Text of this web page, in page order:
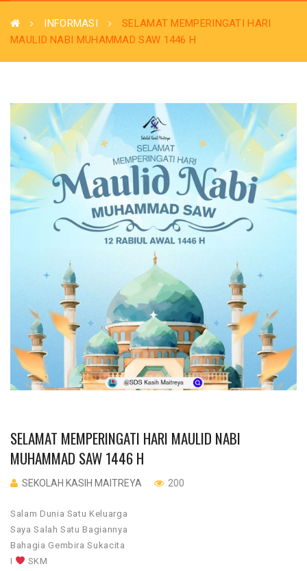
INFORMASI
SELAMAT MEMPERINGATI HARI
MAULID NABI MUHAMMAD SAW 1446 H
SELAMAT MEMPERINGATI HARI MAULID NABI
MUHAMMAD SAW 1446 H
SEKOLAH KASIH MAITREYA 200
Salam Dunia Satu Keluarga
Saya Salah Satu Bagiannya
Bahagia Gembira Sukacita
I
SKM